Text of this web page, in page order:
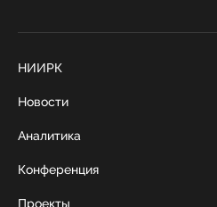
НИИРК
Новости
Аналитика
Конференция
Проекты